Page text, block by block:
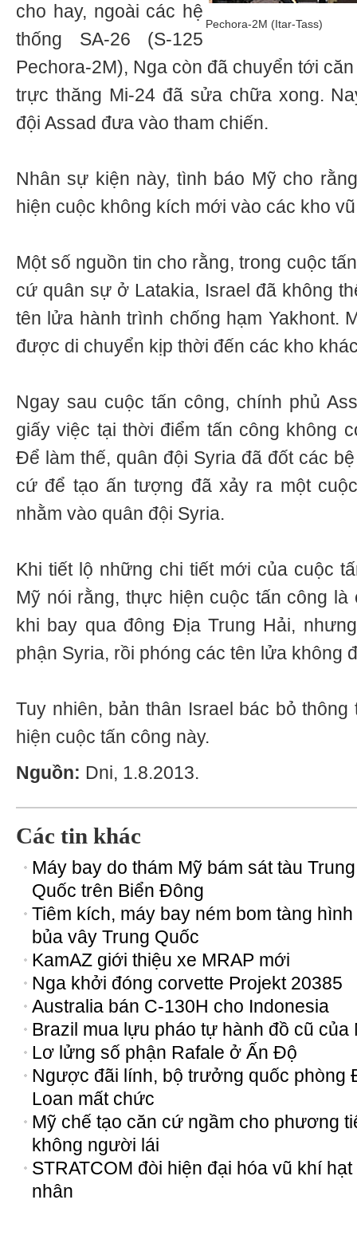
Pechora-2M (Itar-Tass)
cho hay, ngoài các hệ
thống SA-26 (S-125
Pechora-2M), Nga còn đã chuyển tới
trực thăng Mi-24 đã sửa chữa xong.
đội Assad đưa vào tham chiến.
Nhân sự kiện này, tình báo Mỹ cho
hiện cuộc không kích mới vào các kho
Một số nguồn tin cho rằng, trong cuộc
cứ quân sự ở Latakia, Israel đã không
tên lửa hành trình chống hạm Yakhont.
được di chuyển kịp thời đến các kho
Ngay sau cuộc tấn công, chính phủ
giấy việc tại thời điểm tấn công không
Để làm thế, quân đội Syria đã đốt các
cứ để tạo ấn tượng đã xảy ra một
nhằm vào quân đội Syria.
Khi tiết lộ những chi tiết mới của cuộc
Mỹ nói rằng, thực hiện cuộc tấn công
khi bay qua đông Địa Trung Hải,
phận Syria, rồi phóng các tên lửa không
Tuy nhiên, bản thân Israel bác bỏ
hiện cuộc tấn công này.
Nguồn: Dni, 1.8.2013.
Các tin khác
Máy bay do thám Mỹ bám sát tàu Trung
Quốc trên Biển Đông
Tiêm kích, máy bay ném bom tàng hình
bủa vây Trung Quốc
KamAZ giới thiệu xe MRAP mới
Nga khởi đóng corvette Projekt 20385
Australia bán C-130H cho Indonesia
Brazil mua lựu pháo tự hành đồ cũ của
Lơ lửng số phận Rafale ở Ấn Độ
Ngược đãi lính, bộ trưởng quốc phòng
Loan mất chức
Mỹ chế tạo căn cứ ngầm cho phương
không người lái
STRATCOM đòi hiện đại hóa vũ khí hạt
nhân